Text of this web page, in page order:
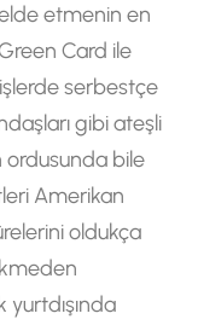
etmenin en
Card ile
serbestçe
gibi ateşli
ordusunda bile
Amerikan
oldukça